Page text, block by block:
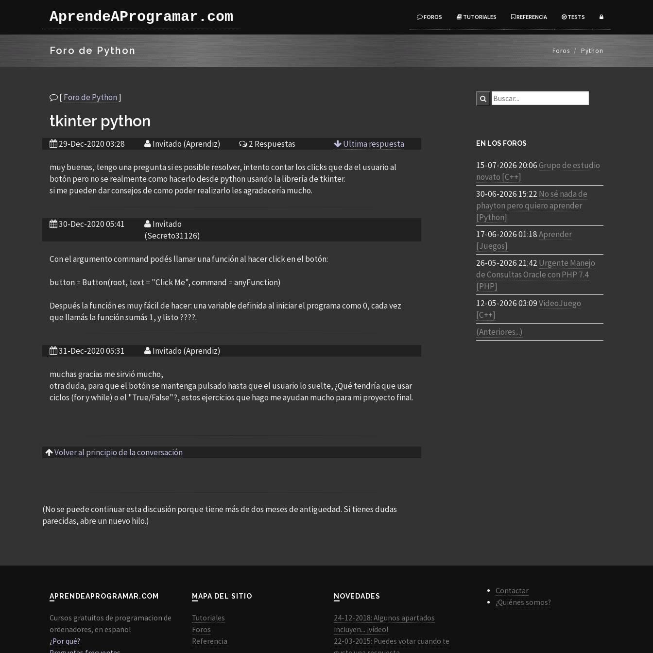
AprendeAProgramar.com FOROS TUTORIALES REFERENCIA TESTS
Foro de Python Foros Python
[Foro de Python]
tkinter python
29-Dec-2020 03:28 Invitado (Aprendiz) 2 Respuestas Ultima respuesta
muy buenas, tengo una pregunta si es posible resolver, intento contar los clicks que da el usuario al
botón pero no se realmente como hacerlo desde python usando la librería de tkinter.
si me pueden dar consejos de como poder realizarlo les agradecería mucho.
30-Dec-2020 05:41
Invitado
(Secreto31126)
Con el argumento command podés llamar una función al hacer click en el botón:
button = Button(root, text = "Click Me", command = anyFunction)
Después la función es muy fácil de hacer: una variable definida al iniciar el programa como 0, cada vez
que llamás la función sumás 1, y listo ????.
31-Dec-2020 05:31 Invitado (Aprendiz)
muchas gracias me sirvió mucho,
otra duda, para que el botón se mantenga pulsado hasta que el usuario lo suelte, ¿Qué tendría que usar
ciclos (for y while) o el "True/False"?, estos ejercicios que hago me ayudan mucho para mi proyecto final.
Volver al principio de la conversación
(No se puede continuar esta discusión porque tiene más de dos meses de antigüedad. Si tienes dudas
parecidas, abre un nuevo hilo.)
EN LOS FOROS
15-07-2026 20:06Grupo de estudio
novato [C++]
30-06-2026 15:22 No sé nada de
phayton pero quiero aprender
[Python]
17-06-2026 01:18Aprender
[Juegos]
26-05-2026 21:42 Urgente Manejo
de Consultas Oracle con PHP 7.4
[PHP]
12-05-2026 03:09VideoJuego
[C++]
(Anteriores...)
APRENDEAPROGRAMAR.COM
Cursos gratuitos de programacion de
ordenadores, en español
¿Por qué?
MAPA DEL SITIO
Tutoriales
Foros
Referencia
NOVEDADES
24-12-2018: Algunos apartados
incluyen... ¡vídeo!
22-03-2015: Puedes votar cuando te
Contactar
¿Quiénes somos?